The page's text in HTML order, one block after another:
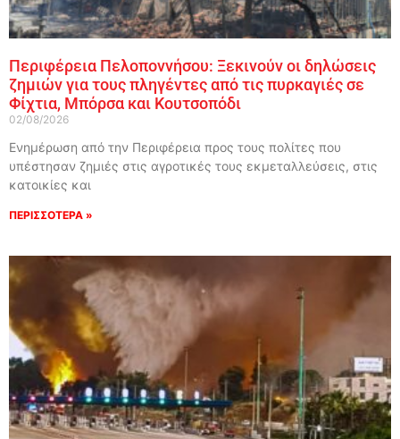
Περιφέρεια Πελοποννήσου: Ξεκινούν οι δηλώσεις
ζημιών για τους πληγέντες από τις πυρκαγιές σε
Φίχτια, Μπόρσα και Κουτσοπόδι
02/08/2026
Ενημέρωση από την Περιφέρεια προς τους πολίτες που
υπέστησαν ζημιές στις αγροτικές τους εκμεταλλεύσεις, στις
κατοικίες και
ΠΕΡΙΣΣΟΤΕΡΑ »